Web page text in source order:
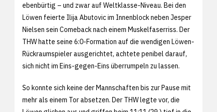
ebenbürtig – und zwar auf Weltklasse-Niveau. Bei den
Löwen feierte Ilija Abutovic im Innenblock neben Jesper
Nielsen sein Comeback nach einem Muskelfaserriss. Der
THW hatte seine 6:0-Formation auf die wendigen Löwen-
Rückraumspieler ausgerichtet, achtete penibel darauf,
sich nicht im Eins-gegen-Eins überrumpeln zu lassen.
So konnte sich keine der Mannschaften bis zur Pause mit
mehr als einem Tor absetzen. Der THW legte vor, die